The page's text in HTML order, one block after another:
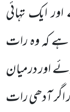
ایک تہائی
ہے کہ وہ رات
اور درمیان
آدھی رات